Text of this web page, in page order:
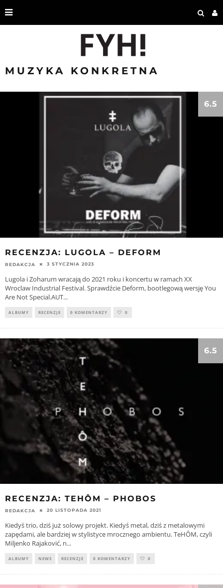
MUZYKA KONKRETNA
6.5
RECENZJA: LUGOLA – DEFORM
REDAKCJA 3 STYCZNIA 2023
Lugola i Zoharum wracają do 2021 roku i koncertu w ramach XX
Wroclaw Industrial Festival. Sprawdźcie Deform, bootlegową wersję You
Are Not Special.AUT...
ALBUMY RECENZJE 0 KOMENTARZY 0
6.5
RECENZJA: TEHÔM – PHOBOS
REDAKCJA 20 LISTOPADA 2021
Kiedyś trio, dziś już solowy projekt. Kiedyś metal, dziś z metalowymi
zapędami, ale bardziej w stylistyce mrocznego ambientu. TeHÔM, czyli
Miljenko Rajaković, n...
ALBUMY NEWS RECENZJE 0 KOMENTARZY 0